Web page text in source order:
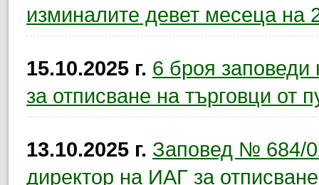
изминалите девет месеца на
15.10.2025 г. 6 броя
за отписване на търговци от
13.10.2025 г. Заповед № 684/
директор на ИАГ за